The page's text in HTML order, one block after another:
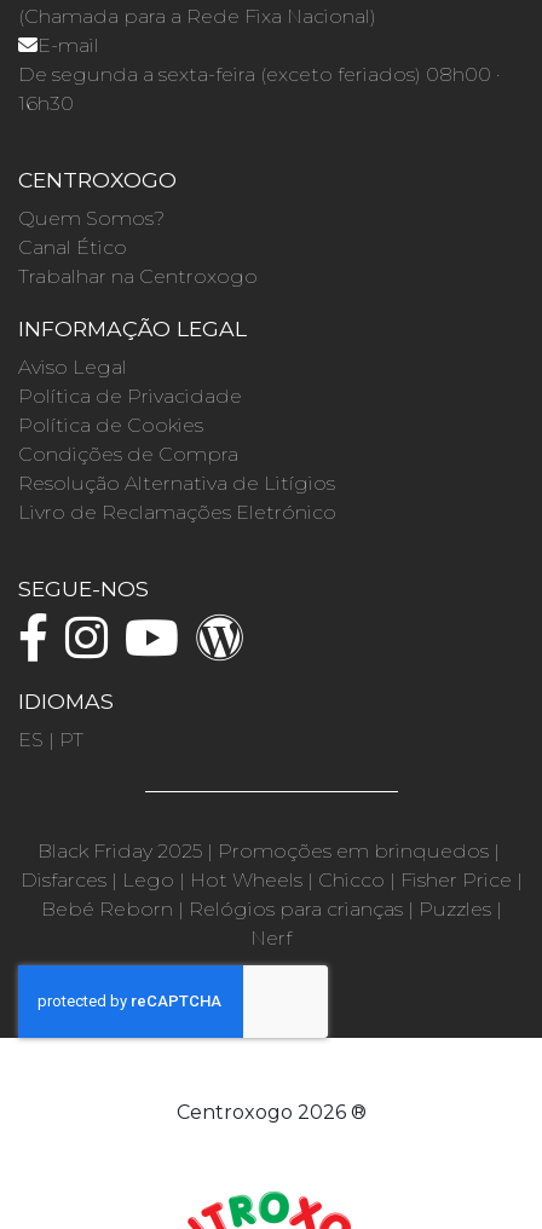
(Chamada para a Rede Fixa Nacional)
E-mail
De segunda a sexta-feira (exceto feriados) 08h00 ·
16h30
CENTROXOGO
Quem Somos?
Canal Ético
Trabalhar na Centroxogo
INFORMAÇÃO LEGAL
Aviso Legal
Política de Privacidade
Política de Cookies
Condições de Compra
Resolução Alternativa de Litígios
Livro de Reclamações Eletrónico
SEGUE-NOS
IDIOMAS
ES | PT
Black Friday 2025 | Promoções em brinquedos |
Disfarces| Lego | Hot Wheels| Chicco | Fisher Price |
Bebé Reborn | Relógios para crianças| Puzzles|
Nerf
Centroxogo 2026 ®